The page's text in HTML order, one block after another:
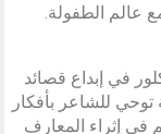
عالم الطفولة.
في إبداع قصائد
للشاعر بأفكار
في إثراء المعارف